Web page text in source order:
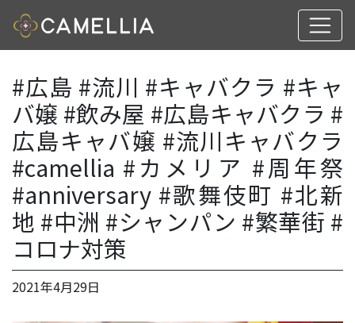
#広島 #流川 #キャバクラ #キャ
バ嬢 #飲み屋 #広島キャバクラ #
広島キャバ嬢 #流川キャバクラ
#camellia #カメリア #周年祭
#anniversary #歌舞伎町 #北新
地 #中洲 #シャンパン #繁華街 #
コロナ対策
2021年4月29日